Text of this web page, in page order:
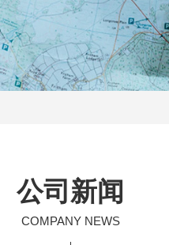
公司新闻
COMPANY NEWS